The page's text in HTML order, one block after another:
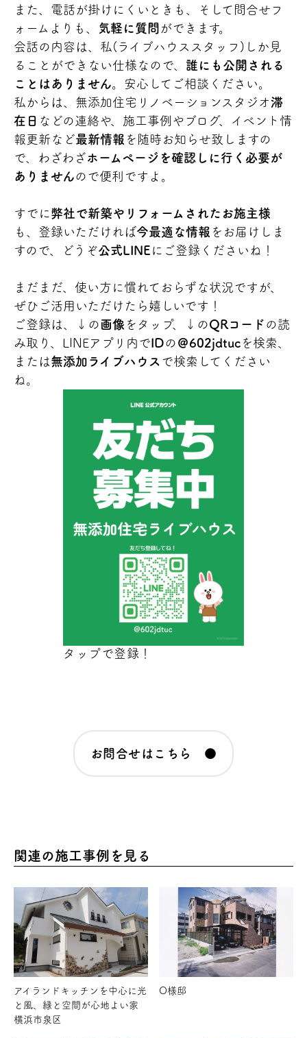
また、電話が掛けにくいときも、そして問合せフ
ォームよりも、
気軽に質問 ができます。
会話の内容は、私(ライブハウススタッフ)しか見
ることができない仕様なので、 誰にも公開される
ことはありません。安心してご相談ください。
私からは、無添加住宅リノベーションスタジオ滞
在日 などの連絡や、施工事例やブログ、イベント情
報更新など最新情報 を随時お知らせ致しますの
で、わざわざホームページを確認しに行く必要が
ありませんので便利ですよ。
すでに 弊社で新築やリフォームされたお施主様
も、登録いただければ今最適な情報 をお届けしま
すので、どうぞ公式LINE にご登録くださいね！
まだまだ、使い方に慣れておらずな状況ですが、
ぜひご活用いただけたら嬉しいです！
ご登録は、↓の 画像 をタップ、↓のQRコード の読
み取り、LINEアプリ内でIDの ＠602jdtuc を検索、
または無添加ライブハウス で検索してください
ね。
タップで登録！
お問合せはこちら ●
関連の施工事例を見る
アイランドキッチンを中心に光
と風、緑と空間が心地よい家
横浜市泉区
O様邸